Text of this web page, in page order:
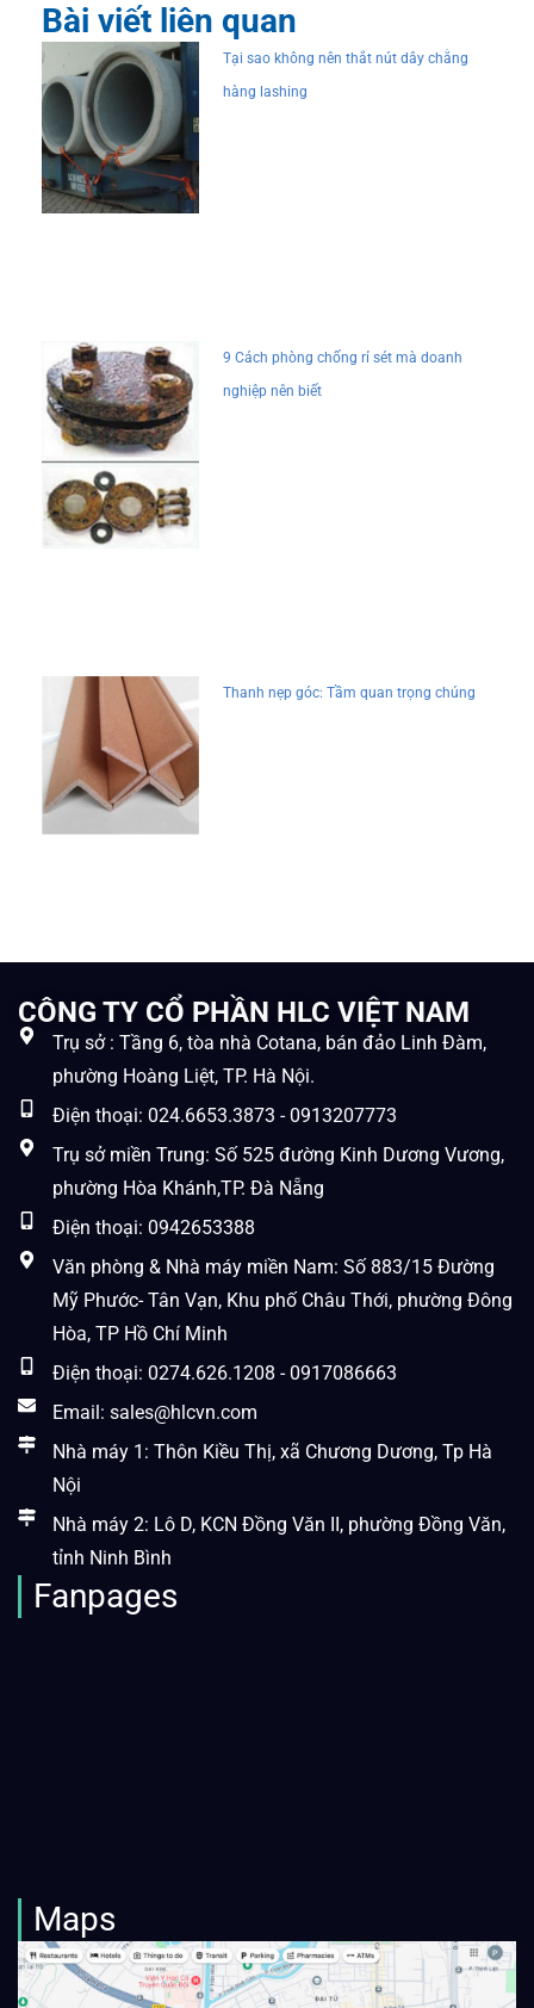
Bài viết liên quan
Tại sao không nên thắt nút dây chằng
hàng lashing
9 Cách phòng chống rỉ sét mà doanh
nghiệp nên biết
Thanh nẹp góc: Tầm quan trọng chúng
CÔNG TY CỔ PHẦN HLC VIỆT NAM
Trụ sở : Tầng 6, tòa nhà Cotana, bán đảo Linh Đàm,
phường Hoàng Liệt, TP. Hà Nội.
Điện thoại: 024.6653.3873 - 0913207773
Trụ sở miền Trung: Số 525 đường Kinh Dương Vương,
phường Hòa Khánh,TP. Đà Nẵng
Điện thoại: 0942653388
Văn phòng & Nhà máy miền Nam: Số 883/15 Đường
Mỹ Phước- Tân Vạn, Khu phố Châu Thới, phường Đông
Hòa, TP Hồ Chí Minh
Điện thoại: 0274.626.1208 - 0917086663
Email: sales@hlcvn.com
Nhà máy 1: Thôn Kiều Thị, xã Chương Dương, Tp Hà
Nội
Nhà máy 2: Lô D, KCN Đồng Văn II, phường Đồng Văn,
tỉnh Ninh Bình
Fanpages
Maps